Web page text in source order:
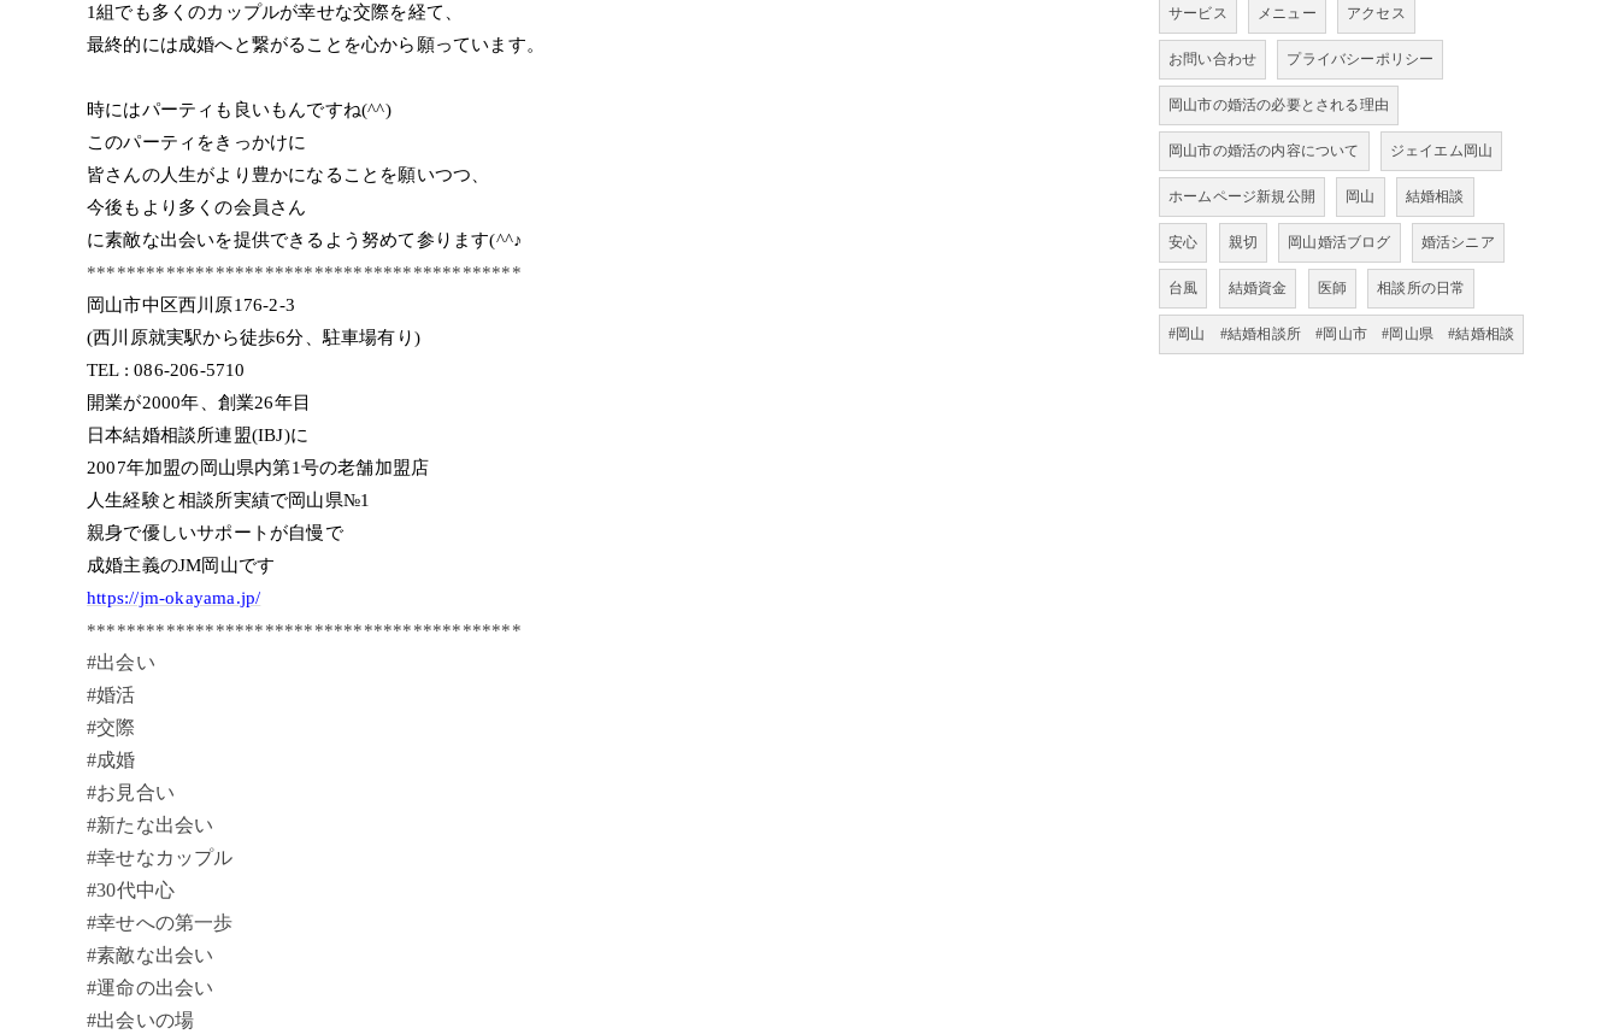
1組でも多くのカップルが幸せな交際を経て、
最終的には成婚へと繋がることを心から願っています。
時にはパーティも良いもんですね(^^)
このパーティをきっかけに
皆さんの人生がより豊かになることを願いつつ、
今後もより多くの会員さん
に素敵な出会いを提供できるよう努めて参ります(^^♪
********************************************
岡山市中区西川原176-2-3
(西川原就実駅から徒歩6分、駐車場有り)
TEL : 086-206-5710
開業が2000年、創業26年目
日本結婚相談所連盟(IBJ)に
2007年加盟の岡山県内第1号の老舗加盟店
人生経験と相談所実績で岡山県№1
親身で優しいサポートが自慢で
成婚主義のJM岡山です
https://jm-okayama.jp/
********************************************
#出会い
#婚活
#交際
#成婚
#お見合い
#新たな出会い
#幸せなカップル
#30代中心
#幸せへの第一歩
#素敵な出会い
#運命の出会い
#出会いの場
サービス メニュー アクセス
お問い合わせ プライバシーポリシー
岡山市の婚活の必要とされる理由
岡山市の婚活の内容について ジェイエム岡山
ホームページ新規公開 岡山 結婚相談
安心 親切 岡山婚活ブログ 婚活シニア
台風 結婚資金 医師 相談所の日常
#岡山 #結婚相談所 #岡山市 #岡山県 #結婚相談